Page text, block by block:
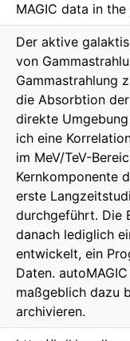
MAGIC data in
Der aktive
von
Gammastrahlung
die Absorbtion
direkte
ich eine
im MeV/TeV-
Kernkomponente
erste
durchgeführt. Die
danach lediglich
entwickelt, ein
Daten.
maßgeblich dazu
archivieren.